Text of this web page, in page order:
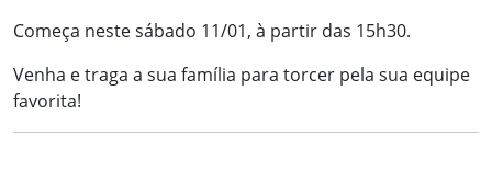
Começa neste sábado 11/01, à partir das 15h30.
Venha e traga a sua família para torcer pela sua equipe
favorita!